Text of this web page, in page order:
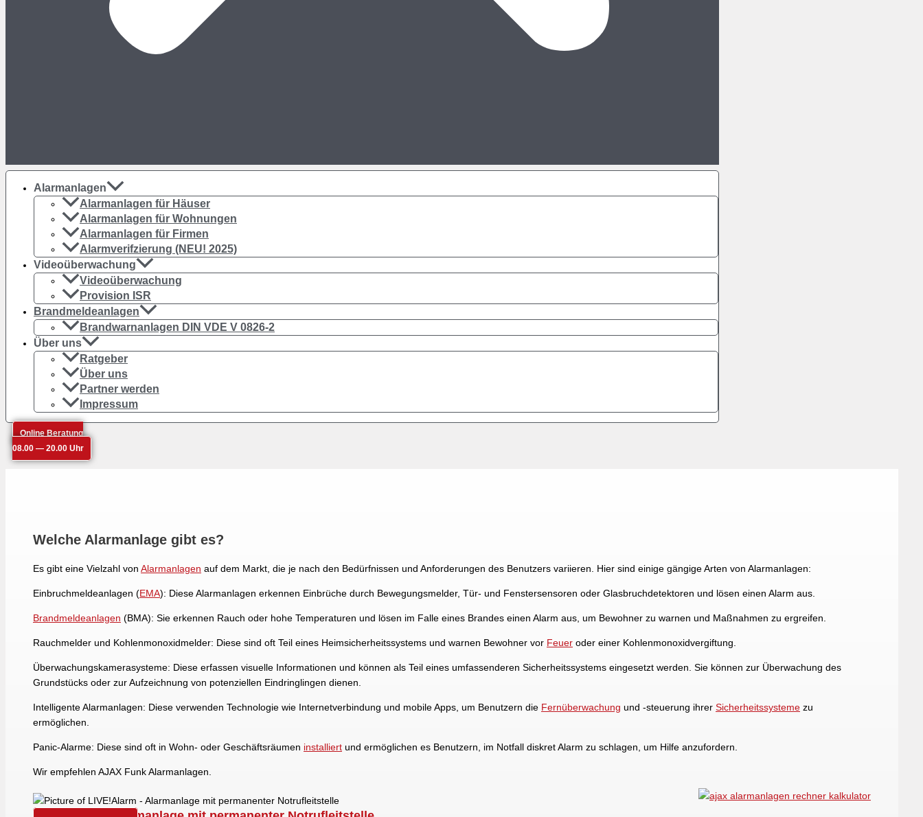
Alarmanlagen
Alarmanlagen für Häuser
Alarmanlagen für Wohnungen
Alarmanlagen für Firmen
Alarmverifzierung (NEU! 2025)
Videoüberwachung
Videoüberwachung
Provision ISR
Brandmeldeanlagen
Brandwarnanlagen DIN VDE V 0826-2
Über uns
Ratgeber
Über uns
Partner werden
Impressum
Online Beratung
08.00 — 20.00 Uhr
Welche Alarmanlage gibt es?
Es gibt eine Vielzahl von Alarmanlagen auf dem Markt, die je nach den Bedürfnissen und Anforderungen des Benutzers variieren. Hier sind einige gängige Arten von Alarmanlagen:
Einbruchmeldeanlagen (EMA): Diese Alarmanlagen erkennen Einbrüche durch Bewegungsmelder, Tür- und Fenstersensoren oder Glasbruchdetektoren und lösen einen Alarm aus.
Brandmeldeanlagen (BMA): Sie erkennen Rauch oder hohe Temperaturen und lösen im Falle eines Brandes einen Alarm aus, um Bewohner zu warnen und Maßnahmen zu ergreifen.
Rauchmelder und Kohlenmonoxidmelder: Diese sind oft Teil eines Heimsicherheitssystems und warnen Bewohner vor Feuer oder einer Kohlenmonoxidvergiftung.
Überwachungskamerasysteme: Diese erfassen visuelle Informationen und können als Teil eines umfassenderen Sicherheitssystems eingesetzt werden. Sie können zur Überwachung des
Grundstücks oder zur Aufzeichnung von potenziellen Eindringlingen dienen.
Intelligente Alarmanlagen: Diese verwenden Technologie wie Internetverbindung und mobile Apps, um Benutzern die Fernüberwachung und -steuerung ihrer Sicherheitssysteme zu
ermöglichen.
Panic-Alarme: Diese sind oft in Wohn- oder Geschäftsräumen installiert und ermöglichen es Benutzern, im Notfall diskret Alarm zu schlagen, um Hilfe anzufordern.
Wir empfehlen AJAX Funk Alarmanlagen.